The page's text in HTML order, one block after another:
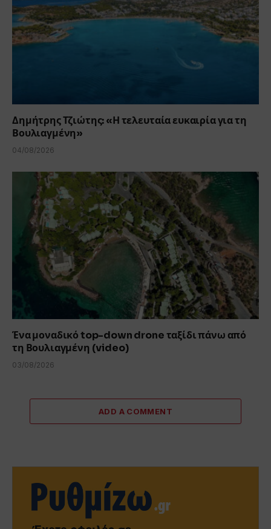
Δημήτρης Τζιώτης: «Η τελευταία ευκαιρία για τη
Βουλιαγμένη»
04/08/2026
Ένα μοναδικό top-down drone ταξίδι πάνω από
τη Βουλιαγμένη (video)
03/08/2026
ADD A COMMENT